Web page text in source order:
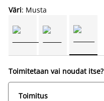
Väri: Musta
Toimitetaan vai noudat itse?
Toimitus